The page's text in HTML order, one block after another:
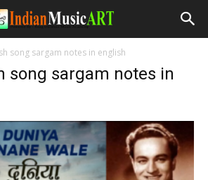
song sargam notes in english
song sargam notes in